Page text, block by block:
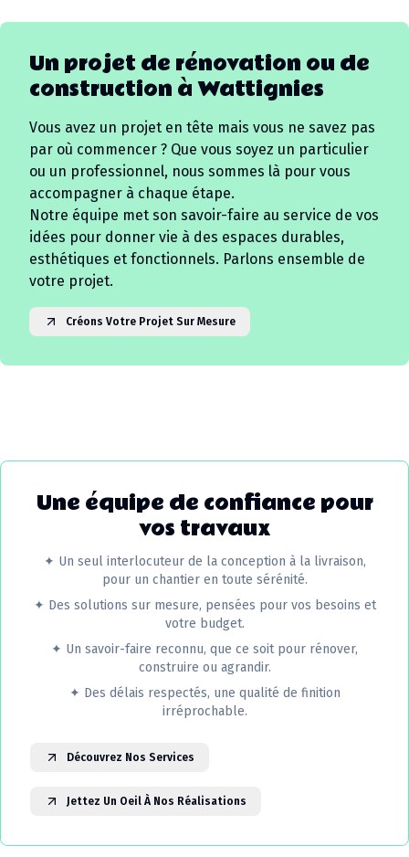
Un projet de rénovation ou de
construction àWattignies
Vous avez un projet en tête mais vous ne savez pas
par où commencer ? Que vous soyez un particulier
ou un professionnel, nous sommes là pour vous
accompagner à chaque étape.
Notre équipe met son savoir-faire au service de vos
idées pour donner vie à des espaces durables,
esthétiques et fonctionnels. Parlons ensemble de
votre projet.
Créons Votre Projet Sur Mesure
Une équipe de confiance pour
vos travaux
✦ Un seul interlocuteur de la conception à la livraison,
pour un chantier en toute sérénité.
✦ Des solutions sur mesure, pensées pour vos besoins et
votre budget.
✦ Un savoir-faire reconnu, que ce soit pour rénover,
construire ou agrandir.
✦ Des délais respectés, une qualité de finition
irréprochable.
Découvrez Nos Services
Jettez Un Oeil À Nos Réalisations